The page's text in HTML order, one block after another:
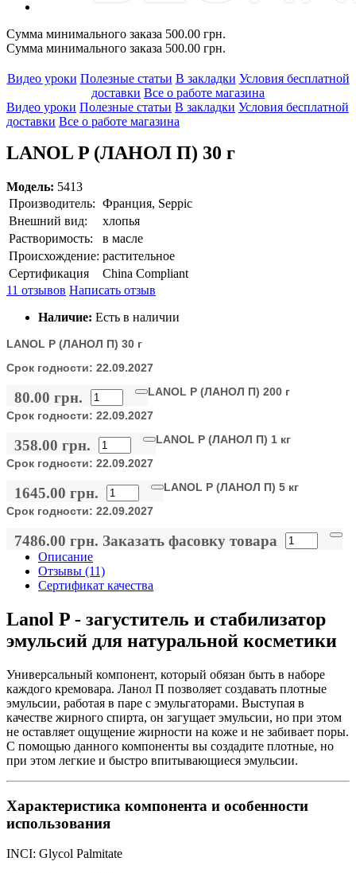
Сумма минимального заказа 500.00 грн.
Сумма минимального заказа 500.00 грн.
Видео уроки Полезные статьи В закладки Условия бесплатной
доставки Все о работе магазина
Видео уроки Полезные статьи В закладки Условия бесплатной
доставки Все о работе магазина
LANOL P (ЛАНОЛ П) 30 г
Модель: 5413
Производитель: Франция, Seppic
Внешний вид:
хлопья
Растворимость:
в масле
Происхождение: растительное
Сертификация
China Compliant
11 отзывов Написать отзыв
Наличие: Есть в наличии
LANOL P (ЛАНОЛ П) 30 г
Срок годности: 22.09.2027
80.00 грн.
LANOL P (ЛАНОЛ П) 200 г
Срок годности: 22.09.2027
358.00 грн.
LANOL P (ЛАНОЛ П) 1 кг
Срок годности: 22.09.2027
1645.00 грн.
LANOL P (ЛАНОЛ П) 5 кг
Срок годности: 22.09.2027
7486.00 грн. Заказать фасовку товара
Описание
Отзывы (11)
Сертификат качества
Lanol P - загуститель и стабилизатор
эмульсий для натуральной косметики
Универсальный компонент, который обязан быть в наборе
каждого кремовара. Ланол П позволяет создавать плотные
эмульсии, работая в паре с эмульгаторами. Выступая в
качестве жирного спирта, он загущает эмульсии, но при этом
не оставляет ощущение жирности на коже и не забивает поры.
С помощью данного компоненты вы создадите плотные, но
при этом легкие и быстро впитывающиеся эмульсии.
Характеристика компонента и особенности
использования
INCI: Glycol Palmitate